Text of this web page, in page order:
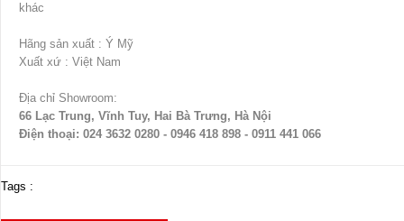
khác
Hãng sản xuất : Ý Mỹ
Xuất xứ : Việt Nam
Địa chỉ Showroom:
66 Lạc Trung, Vĩnh Tuy, Hai Bà Trưng, Hà Nội
Điện thoại: 024 3632 0280 - 0946 418 898 - 0911 441 066
Tags :